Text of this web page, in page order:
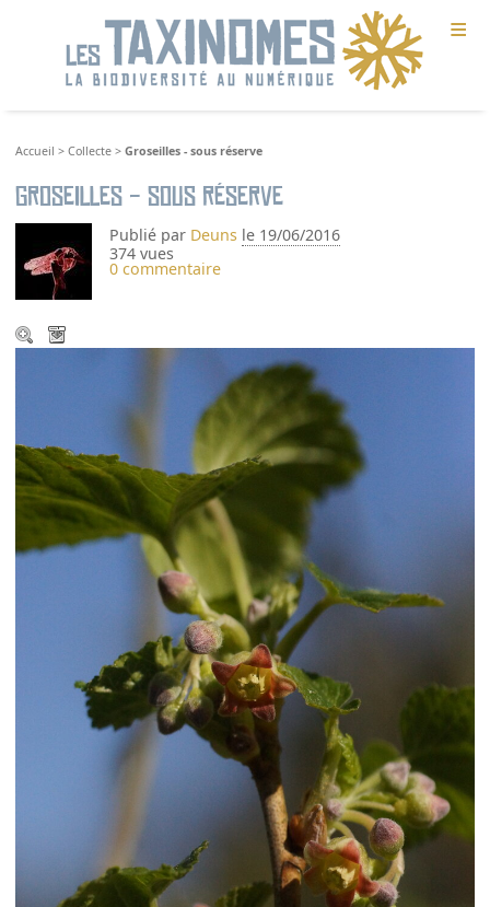
≡
Accueil >Collecte >Groseilles - sous réserve
Groseilles - sous réserve
Publié par Deuns le 19/06/2016
374 vues
0 commentaire